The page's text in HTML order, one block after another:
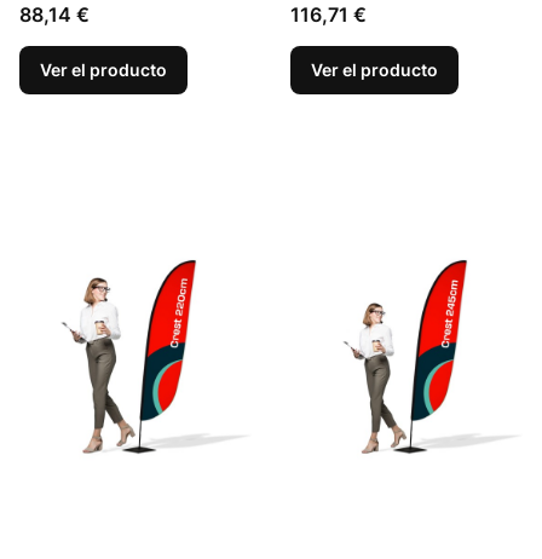
Precio
88,14 €
Ver el producto
Precio
116,71 €
Ver el producto